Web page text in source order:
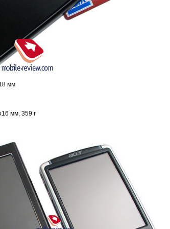
мм
мм, 359 г